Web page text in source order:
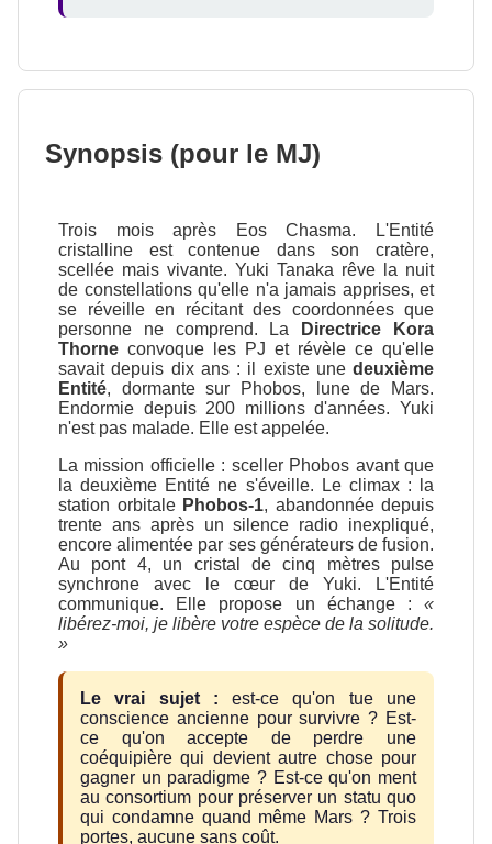
Synopsis (pour le MJ)
Trois mois après Eos Chasma. L'Entité
cristalline est contenue dans son cratère,
scellée mais vivante. Yuki Tanaka rêve la nuit
de constellations qu'elle n'a jamais apprises, et
se réveille en récitant des coordonnées que
personne ne comprend. La
Directrice Kora
Thorne convoque les PJ et révèle ce qu'elle
savait depuis dix ans : il existe une deuxième
Entité, dormante sur Phobos, lune de Mars.
Endormie depuis 200 millions d'années. Yuki
n'est pas malade. Elle est appelée.
La mission officielle : sceller Phobos avant que
la deuxième Entité ne s'éveille. Le climax : la
station orbitale Phobos-1, abandonnée depuis
trente ans après un silence radio inexpliqué,
encore alimentée par ses générateurs de fusion.
Au pont 4, un cristal de cinq mètres pulse
synchrone avec le cœur de Yuki. L'Entité
communique. Elle propose un échange : «
libérez-moi, je libère votre espèce de la solitude.
»
Le vrai sujet : est-ce qu'on tue une
conscience ancienne pour survivre ? Est-
ce qu'on accepte de perdre une
coéquipière qui devient autre chose pour
gagner un paradigme ? Est-ce qu'on ment
au consortium pour préserver un statu quo
qui condamne quand même Mars ? Trois
portes, aucune sans coût.